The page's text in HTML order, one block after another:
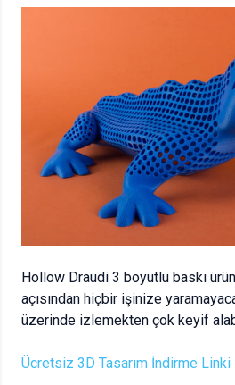
Hollow Draudi 3 boyutlu baskı
açısından hiçbir işinize
üzerinde izlemekten çok keyif
Ücretsiz 3D Tasarım İndirme Linki